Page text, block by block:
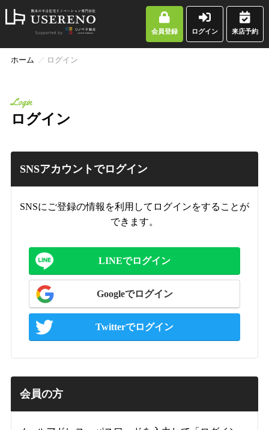
会員登録 ログイン 来店予約
ホーム ログイン
ログイン
Login
SNSアカウントでログイン
SNSにご登録の情報を利用してログインをすることが
できます。
LINEでログイン
Googleでログイン
Twitterでログイン
会員の方